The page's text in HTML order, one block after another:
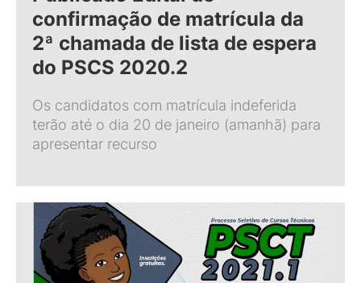
confirmação de matrícula da
2ª chamada de lista de espera
do PSCS 2020.2
Os candidatos com matrícula indeferida
terão até o dia 20 de janeiro (amanhã) para
apresentar recurso